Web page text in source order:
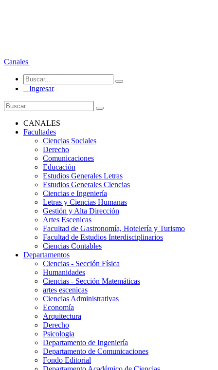
Canales
Ingresar
CANALES
Facultades
Ciencias Sociales
Derecho
Comunicaciones
Educación
Estudios Generales Letras
Estudios Generales Ciencias
Ciencias e Ingeniería
Letras y Ciencias Humanas
Gestión y Alta Dirección
Artes Escenicas
Facultad de Gastronomía, Hotelería y Turismo
Facultad de Estudios Interdisciplinarios
Ciencias Contables
Departamentos
Ciencias - Sección Física
Humanidades
Ciencias - Sección Matemáticas
artes escenicas
Ciencias Administrativas
Economía
Arquitectura
Derecho
Psicologia
Departamento de Ingeniería
Departamento de Comunicaciones
Fondo Editorial